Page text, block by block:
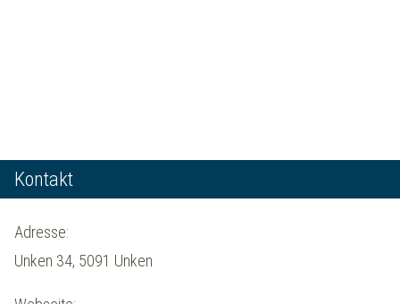
Kontakt
Adresse:
Unken 34, 5091 Unken